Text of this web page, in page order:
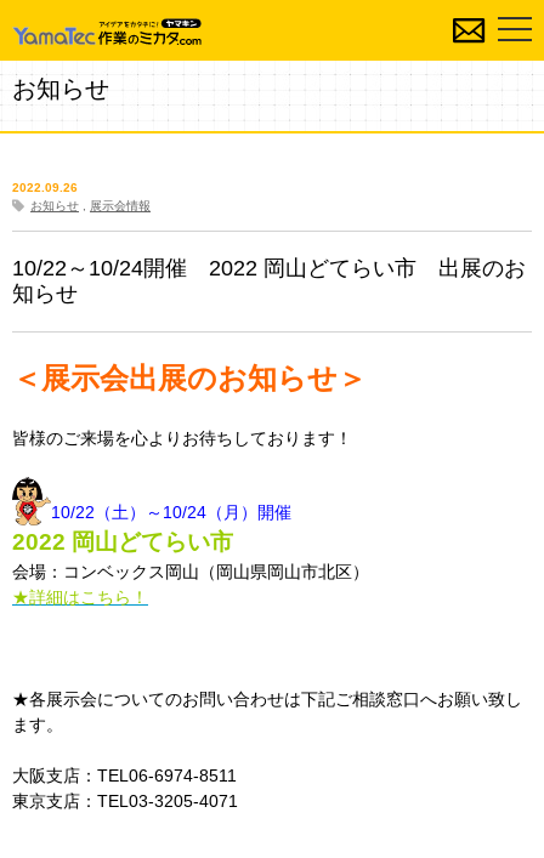
お知らせ
2022.09.26
お知らせ
展示会情報
10/22～10/24開催 2022 岡山どてらい市 出展のお
知らせ
＜展示会出展のお知らせ＞
皆様のご来場を心よりお待ちしております！
10/22（土）～10/24（月）開催
2022 岡山どてらい市
会場：コンベックス岡山（岡山県岡山市北区）
★詳細はこちら！
★各展示会についてのお問い合わせは下記ご相談窓口へお願い致し
ます。
大阪支店：TEL06-6974-8511
東京支店：TEL03-3205-4071